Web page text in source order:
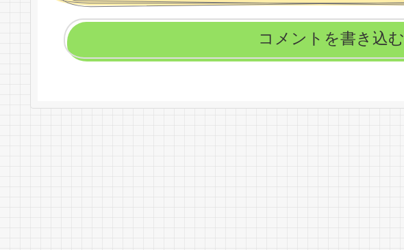
コメントを書き込む